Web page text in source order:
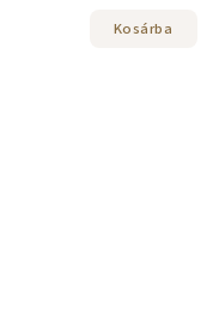
Kosárba